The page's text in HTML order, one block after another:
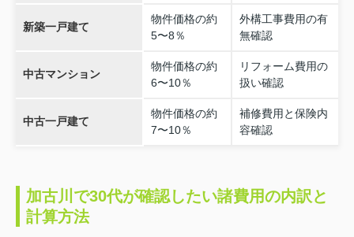
新築一戸建て
物件価格の約
5〜8％
外構工事費用の有
無確認
中古マンション
物件価格の約
6〜10％
リフォーム費用の
扱い確認
中古一戸建て
物件価格の約
7〜10％
補修費用と保険内
容確認
加古川で30代が確認したい諸費用の内訳と
計算方法